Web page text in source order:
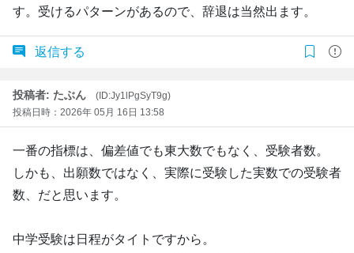
す。受けるパターンがあるので、辞退は当然出ます。
返信する
投稿者: たぶん
(ID:Jy1lPgSyT9g)
投稿日時：2026年 05月 16日 13:58
一番の指標は、偏差値でも東大数でもなく、受験者数。
しかも、出願数ではなく、実際に受験した実数での受験者
数、だと思います。
中学受験は日程がタイトですから。